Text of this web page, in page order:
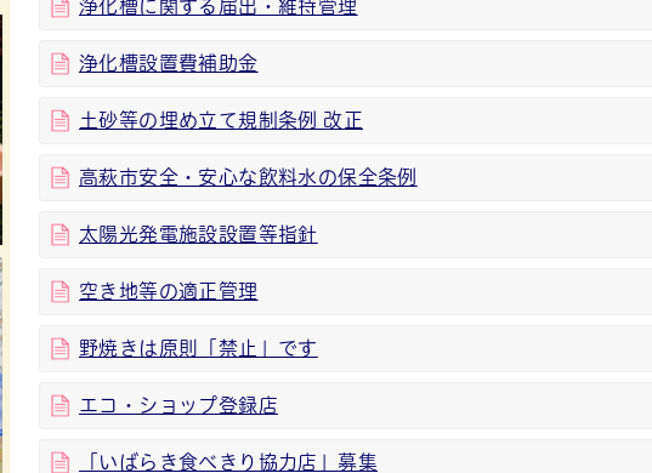
浄化槽に関する届出・維持管理
浄化槽設置費補助金
土砂等の埋め立て規制条例 改正
高萩市安全・安心な飲料水の保全条例
太陽光発電施設設置等指針
空き地等の適正管理
野焼きは原則「禁止」です
エコ・ショップ登録店
「いばらき食べきり協力店」募集